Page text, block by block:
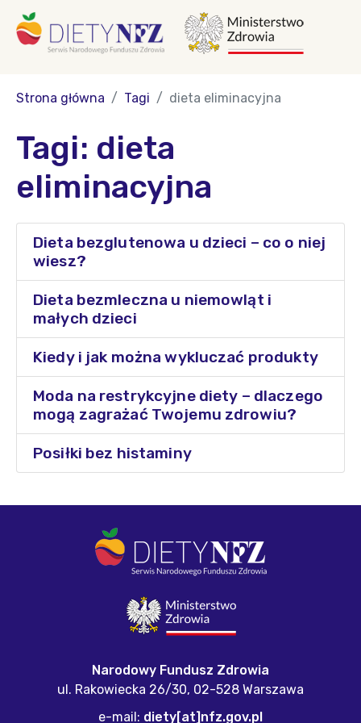
Strona główna Tagi dieta eliminacyjna
Tagi: dieta
eliminacyjna
Dieta bezglutenowa u dzieci – co o niej
wiesz?
Dieta bezmleczna u niemowląt i
małych dzieci
Kiedy i jak można wykluczać produkty
Moda na restrykcyjne diety – dlaczego
mogą zagrażać Twojemu zdrowiu?
Posiłki bez histaminy
Narodowy Fundusz Zdrowia
ul. Rakowiecka 26/30, 02-528 Warszawa
e-mail: diety[at]nfz.gov.pl